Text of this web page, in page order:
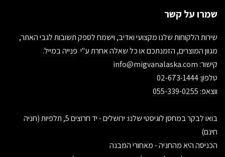
שמרו על קשר
שירות הלקוחות שלנו מקצועי ואדיב, וישמח לספק תשובות לגבי האתר,
מגוון המוצרים, הזמנתכם או כל שאלה אחרת ע"י פנייה במייל.
קישור:
טלפון: 02-673-1444
ווצאפ: 055-339-0255
בואו לבקר במחסן לוגיסטי שלנו: ירושלים - יד חרוצים 5, תלפיות (חניה
חינם)
הכניסה היא מהחניה - מאחורי המבנה